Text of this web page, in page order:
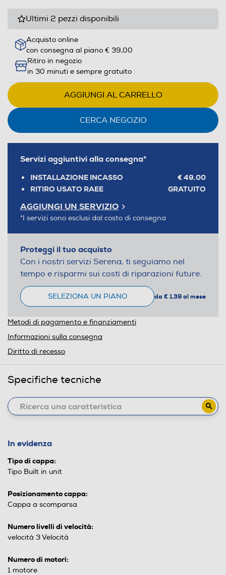
Ultimi 2 pezzi disponibili
Acquisto online
con consegna al piano € 39,00
Ritiro in negozio
in 30 minuti e sempre gratuito
AGGIUNGI AL CARRELLO
CERCA NEGOZIO
Servizi aggiuntivi alla consegna*
INSTALLAZIONE INCASSO
€ 49,00
RITIRO USATO RAEE
GRATUITO
AGGIUNGI UN SERVIZIO
*I servizi sono esclusi dal costo di consegna
Proteggi il tuo acquisto
Con i nostri servizi Serena, ti seguiamo nel
tempo e risparmi sui costi di riparazioni future.
SELEZIONA UN PIANO da € 1,39 al mese
Metodi di pagamento e finanziamenti
Informazioni sulla consegna
Diritto di recesso
Specifiche tecniche
In evidenza
Tipo di cappa:
Tipo Built in unit
Posizionamento cappa:
Cappa a scomparsa
Numero livelli di velocità:
velocità 3 Velocità
Numero di motori:
1 motore